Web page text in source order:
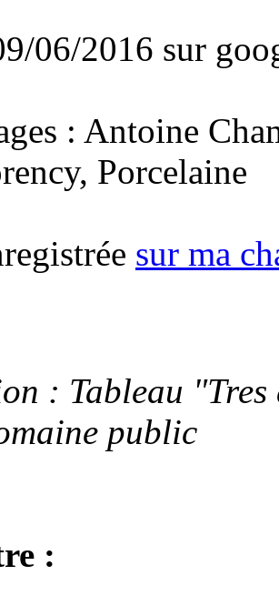
06/2016 sur
: Antoine
Porcelaine
sur ma
: Tableau
public
: